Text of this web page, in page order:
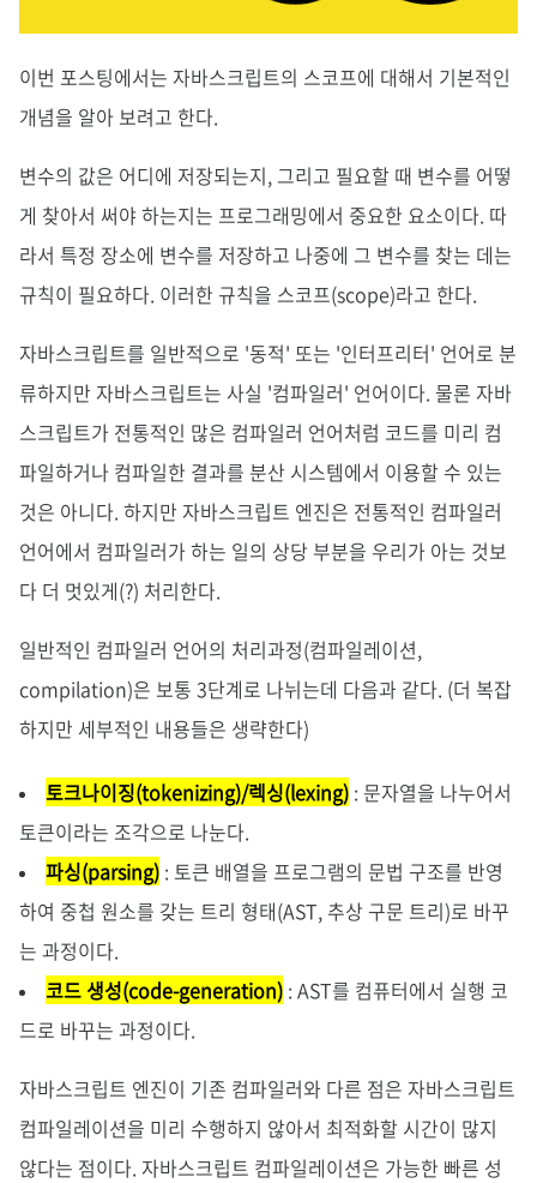
이번 포스팅에서는 자바스크립트의 스코프에 대해서 기본적인
개념을 알아 보려고 한다.
변수의 값은 어디에 저장되는지, 그리고 필요할 때 변수를 어떻
게 찾아서 써야 하는지는 프로그래밍에서 중요한 요소이다. 따
라서 특정 장소에 변수를 저장하고 나중에 그 변수를 찾는 데는
규칙이 필요하다. 이러한 규칙을 스코프(scope)라고 한다.
자바스크립트를 일반적으로 '동적' 또는 '인터프리터' 언어로 분
류하지만 자바스크립트는 사실 '컴파일러' 언어이다. 물론 자바
스크립트가 전통적인 많은 컴파일러 언어처럼 코드를 미리 컴
파일하거나 컴파일한 결과를 분산 시스템에서 이용할 수 있는
것은 아니다. 하지만 자바스크립트 엔진은 전통적인 컴파일러
언어에서 컴파일러가 하는 일의 상당 부분을 우리가 아는 것보
다 더 멋있게(?) 처리한다.
일반적인 컴파일러 언어의 처리과정(컴파일레이션,
compilation)은 보통 3단계로 나뉘는데 다음과 같다. (더 복잡
하지만 세부적인 내용들은 생략한다)
토크나이징(tokenizing)/렉싱(lexing) : 문자열을 나누어서
토큰이라는 조각으로 나눈다.
파싱(parsing) : 토큰 배열을 프로그램의 문법 구조를 반영
하여 중첩 원소를 갖는 트리 형태(AST, 추상 구문 트리)로 바꾸
는 과정이다.
코드 생성(code-generation) : AST를 컴퓨터에서 실행 코
드로 바꾸는 과정이다.
자바스크립트 엔진이 기존 컴파일러와 다른 점은 자바스크립트
컴파일레이션을 미리 수행하지 않아서 최적화할 시간이 많지
않다는 점이다. 자바스크립트 컴파일레이션은 가능한 빠른 성